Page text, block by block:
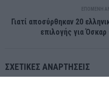
ΕΠΌΜΕΝΗ
Γιατί αποσύρθηκαν 20
επιλογής για
ΣΧΕΤΙΚΈΣ ΑΝΑΡΤΉΣΕΙΣ